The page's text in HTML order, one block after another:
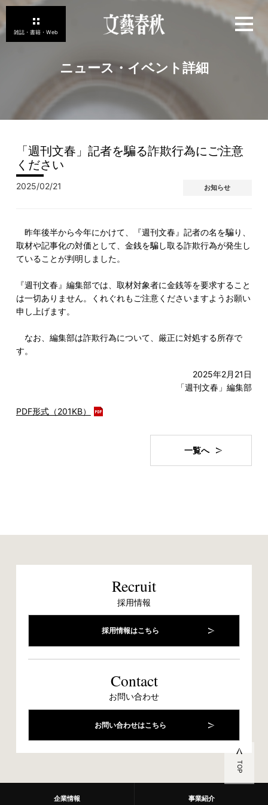
ニュース・イベント詳細
「週刊文春」記者を騙る詐欺行為にご注意
ください
2025/02/21 お知らせ
昨年後半から今年にかけて、『週刊文春』記者の名を騙り、
取材や記事化の対価として、金銭を騙し取る詐欺行為が発生し
ていることが判明しました。
『週刊文春』編集部では、取材対象者に金銭等を要求すること
は一切ありません。くれぐれもご注意くださいますようお願い
申し上げます。
なお、編集部は詐欺行為について、厳正に対処する所存で
す。
2025年2月21日
「週刊文春」編集部
PDF形式（201KB）
一覧へ
Recruit
採用情報
採用情報はこちら
Contact
お問い合わせ
お問い合わせはこちら
企業情報 事業紹介